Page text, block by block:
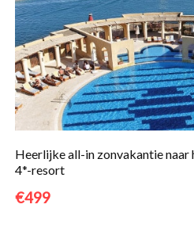
Heerlijke all-in zonvakantie naar
4*-resort
€499